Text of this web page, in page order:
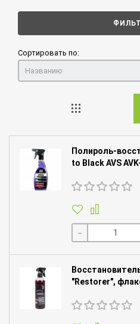
Сортировать по:
Названию
Полироль-
to Black AVS
-
"Restorer",